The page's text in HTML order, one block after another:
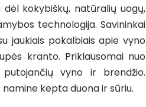
kokybiškų, natūralių uogų,
technologija. Savininkai
jaukiais pokalbiais apie vyno
kranto. Priklausomai nuo
vyno ir brendžio.
kepta duona ir sūriu.